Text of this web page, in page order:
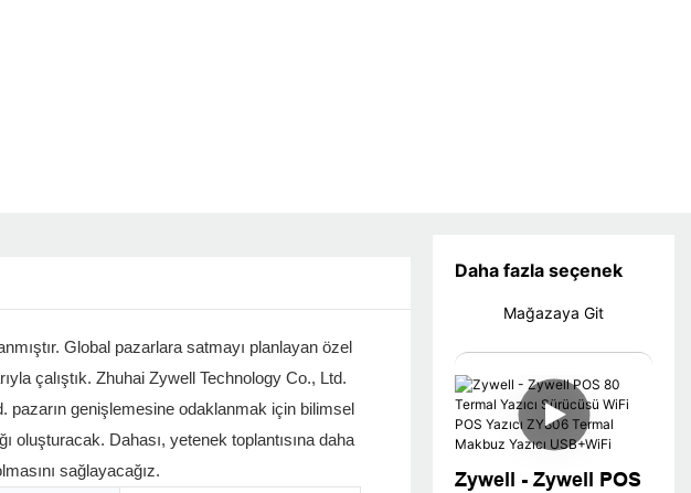
Daha fazla seçenek
Mağazaya Git
Zywell - Zywell POS
Global pazarlara satmayı planlayan özel
çalıştık. Zhuhai Zywell Technology Co., Ltd.
pazarın genişlemesine odaklanmak için bilimsel
Dahası, yetenek toplantısına daha
sağlayacağız.